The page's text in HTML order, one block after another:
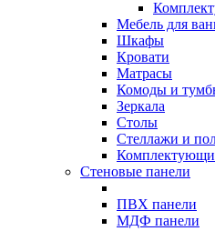
Мебель для
Шкафы
Кровати
Матрасы
Комоды и
Зеркала
Столы
Стеллажи и
Стеновые панели
ПВХ панели
МДФ панели